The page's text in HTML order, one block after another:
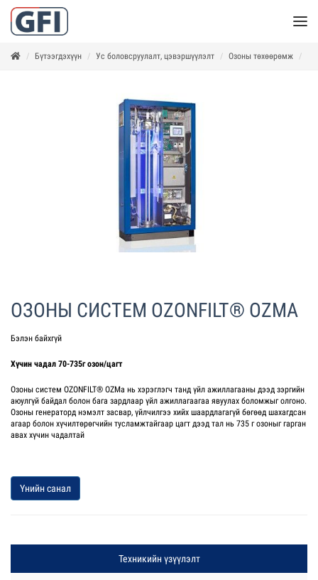
Бүтээгдэхүүн Ус боловсруулалт, цэвэршүүлэлт Озоны төхөөрөмж
ОЗОНЫ СИСТЕМ OZONFILT® OZMA
Бэлэн байхгүй
Хүчин чадал 70-735г озон/цагт
Озоны систем OZONFILT® OZMa нь хэрэглэгч танд үйл ажиллагааны дээд зэргийн
аюулгүй байдал болон бага зардлаар үйл ажиллагаагаа явуулах боломжыг олгоно.
Озоны генераторд нэмэлт засвар, үйлчилгээ хийх шаардлагагүй бөгөөд шахагдсан
агаар болон хүчилтөрөгчийн тусламжтайгаар цагт дээд тал нь 735 г озоныг гарган
авах хүчин чадалтай
Үнийн санал
Техникийн үзүүлэлт